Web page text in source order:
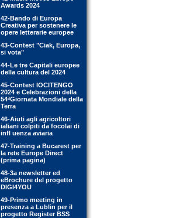
Awards 2024
42-Bando di Europa
Creativa per sostenere le
opere letterarie europee
43-Contest "Ciak, Europa,
si vota"
44-Le tre Capitali europee
della cultura del 2024
45-Contest IOCITENGO
2024 e Celebrazioni della
54ªGiornata Mondiale della
Terra
46-Aiuti agli agricoltori
ialiani colpiti da focolai di
infl uenza aviaria
47-Training a Bucarest per
la rete Europe Direct
(prima pagina)
48-3a newsletter ed
eBrochure del progetto
DIGI4YOU
49-Primo meeting in
presenza a Lublin per il
progetto Register BSS